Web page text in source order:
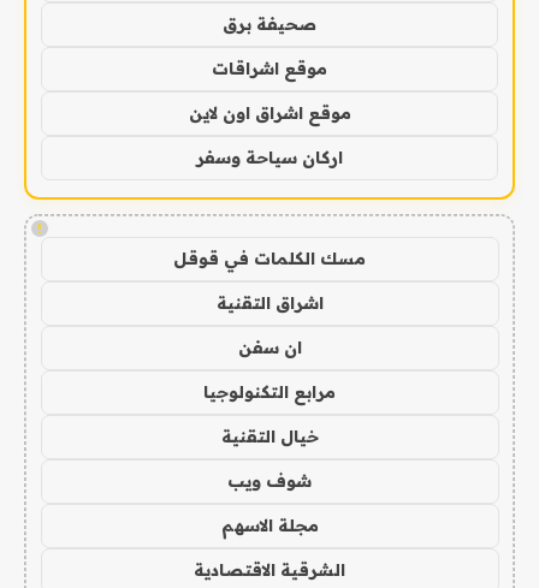
صحيفة برق
موقع اشراقات
موقع اشراق اون لاين
اركان سياحة وسفر
!
مسك الكلمات في قوقل
اشراق التقنية
ان سفن
مرابع التكنولوجيا
خيال التقنية
شوف ويب
مجلة الاسهم
الشرقية الاقتصادية